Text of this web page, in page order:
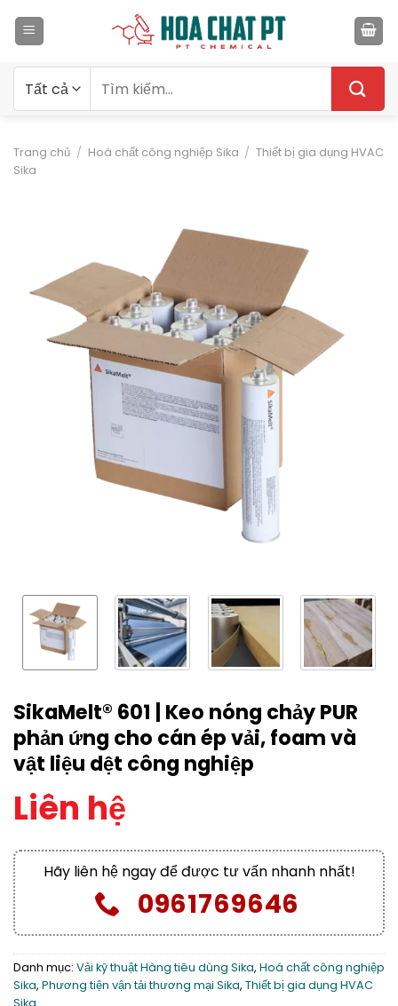
qua
kiếm:
Trang chủ / Hoá chất công nghiệp Sika / Thiết bị gia dụng HVAC
Sika
SikaMelt® 601 | Keo nóng chảy PUR
phản ứng cho cán ép vải, foam và
vật liệu dệt công nghiệp
Liên hệ
Hãy liên hệ ngay để được tư vấn nhanh nhất!
0961769646
Danh mục: Vải kỹ thuật Hàng tiêu dùng Sika, Hoá chất công nghiệp
Sika, Phương tiện vận tải thương mại Sika, Thiết bị gia dụng HVAC
Sika